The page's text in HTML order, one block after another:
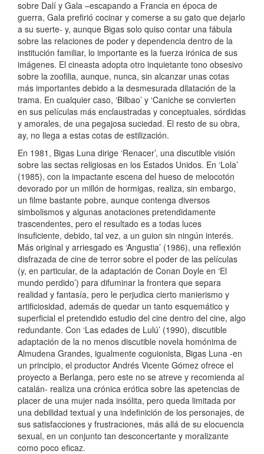
sobre Dalí y Gala –escapando a Francia en época de
guerra, Gala prefirió cocinar y comerse a su gato que dejarlo
a su suerte- y, aunque Bigas solo quiso contar una fábula
sobre las relaciones de poder y dependencia dentro de la
institución familiar, lo importante es la fuerza irónica de sus
imágenes. El cineasta adopta otro inquietante tono obsesivo
sobre la zoofilia, aunque, nunca, sin alcanzar unas cotas
más importantes debido a la desmesurada dilatación de la
trama. En cualquier caso, ‘Bilbao’ y ‘Caniche se convierten
en sus películas más enclaustradas y conceptuales, sórdidas
y amorales, de una pegajosa suciedad. El resto de su obra,
ay, no llega a estas cotas de estilización.
En 1981, Bigas Luna dirige ‘Renacer’, una discutible visión
sobre las sectas religiosas en los Estados Unidos. En ‘Lola’
(1985), con la impactante escena del hueso de melocotón
devorado por un millón de hormigas, realiza, sin embargo,
un filme bastante pobre, aunque contenga diversos
simbolismos y algunas anotaciones pretendidamente
trascendentes, pero el resultado es a todas luces
insuficiente, debido, tal vez, a un guion sin ningún interés.
Más original y arriesgado es ‘Angustia’ (1986), una reflexión
disfrazada de cine de terror sobre el poder de las películas
(y, en particular, de la adaptación de Conan Doyle en ‘El
mundo perdido’) para difuminar la frontera que separa
realidad y fantasía, pero le perjudica cierto manierismo y
artificiosidad, además de quedar un tanto esquemático y
superficial el pretendido estudio del cine dentro del cine, algo
redundante. Con ‘Las edades de Lulú’ (1990), discutible
adaptación de la no menos discutible novela homónima de
Almudena Grandes, igualmente coguionista, Bigas Luna -en
un principio, el productor Andrés Vicente Gómez ofrece el
proyecto a Berlanga, pero este no se atreve y recomienda al
catalán- realiza una crónica erótica sobre las apetencias de
placer de una mujer nada insólita, pero queda limitada por
una debilidad textual y una indefinición de los personajes, de
sus satisfacciones y frustraciones, más allá de su elocuencia
sexual, en un conjunto tan desconcertante y moralizante
como poco eficaz.